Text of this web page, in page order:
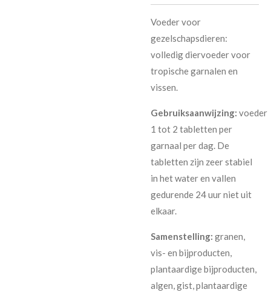
Voeder voor
gezelschapsdieren:
volledig diervoeder voor
tropische garnalen en
vissen.
Gebruiksaanwijzing: voeder
1 tot 2 tabletten per
garnaal per dag. De
tabletten zijn zeer stabiel
in het water en vallen
gedurende 24 uur niet uit
elkaar.
Samenstelling: granen,
vis- en bijproducten,
plantaardige bijproducten,
algen, gist, plantaardige